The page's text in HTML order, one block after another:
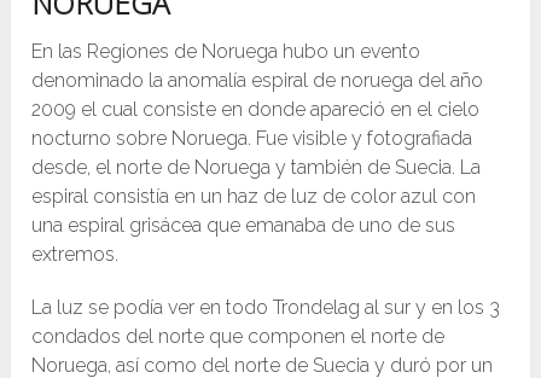
En las Regiones de Noruega hubo un evento
denominado la anomalía espiral de noruega del año
2009 el cual consiste en donde apareció en el cielo
nocturno sobre Noruega. Fue visible y fotografiada
desde, el norte de Noruega y también de Suecia. La
espiral consistía en un haz de luz de color azul con
una espiral grisácea que emanaba de uno de sus
extremos.
La luz se podía ver en todo Trondelag al sur y en los 3
condados del norte que componen el norte de
Noruega, así como del norte de Suecia y duró por un